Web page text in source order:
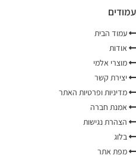
עמודים
עמוד הבית
אודות
מוצרי אלמי
יצירת קשר
מדיניות ופרטיות האתר
אמנת חברה
הצהרת נגישות
בלוג
מפת אתר